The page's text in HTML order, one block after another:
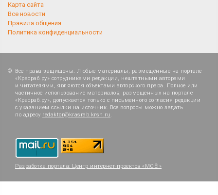
Карта сайта
Все новости
Правила общения
Политика конфиденциальности
Все права защищены. Любые материалы, размещённые на портале
«Красраб.ру» сотрудниками редакции, нештатными авторами
и читателями, являются объектами авторского права. Полное или
частичное использование материалов, размещённых на портале
«Красраб.ру», допускается только с письменного согласия редакции
с указанием ссылки на источник. Все вопросы можно задать
по адресу redaktor@krasrab.krsn.ru.
Разработка портала: Центр интернет-проектов «МОЁ!»